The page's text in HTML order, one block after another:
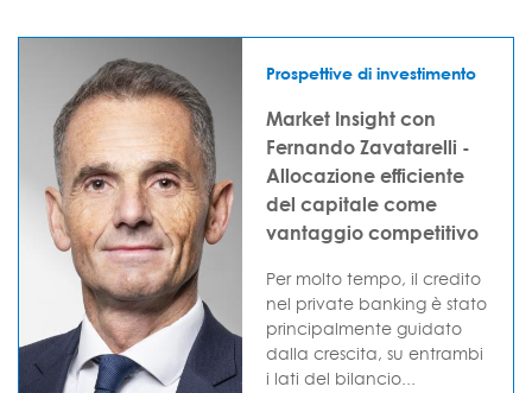
Prospettive di investimento
Market Insight con
Fernando Zavatarelli -
Allocazione efficiente
del capitale come
vantaggio competitivo
Per molto tempo, il credito
nel private banking è stato
principalmente guidato
dalla crescita, su entrambi
i lati del bilancio...